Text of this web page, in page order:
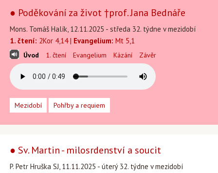
● Poděkování za život †prof. Jana Bednáře
Mons. Tomáš Halík, 12.11.2025 - středa 32. týdne v mezidobí
1. čtení: 2Kor 4,14 | Evangelium: Mt 5,1
Úvod 1. čtení Evangelium Kázání Závěr
Mezidobí Pohřby a requiem
● Sv. Martin - milosrdenství a soucit
P. Petr Hruška SJ, 11.11.2025 - úterý 32. týdne v mezidobí